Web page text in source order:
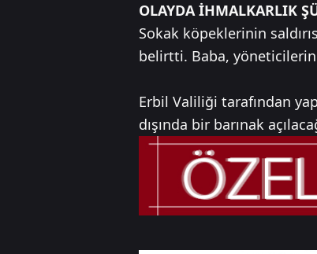
OLAYDA İHMALKARLIK
Sokak köpeklerinin
belirtti. Baba,
Erbil Valiliği tarafından
dışında bir barınak